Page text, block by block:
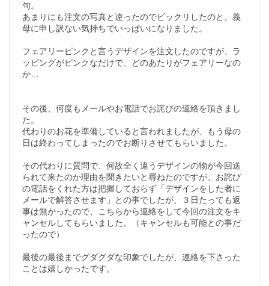
句。
あまりにも注文の写真と違ったのでビックリしたのと、義
母に申し訳ない気持ちでいっぱいになりました。
フェアリーピンクと言うデザインを注文したのですが、ラ
ッピングがピンクなだけで、どのあたりがフェアリーなの
か…
その後、何度もメールやお電話でお詫びの連絡を頂きまし
た。
代わりのお花を準備していると言われましたが、もう母の
日は終わってしまったのでお断りさせてもらいました。
その代わりに質問で、何故全く違うデザインの物が今回送
られて来たのか理由を聞きたいと尋ねたのですが、お詫び
の電話をくれた方は把握しておらず「デザインをした者に
メールで解答させます」との事でしたが、３日たっても返
事は無かったので、こちらから連絡をして今回の注文をキ
ャンセルしてもらいました。（キャンセルも可能との事だ
ったので）
最後の最後までグダグダな印象でしたが、連絡を下さった
ことは嬉しかったです。